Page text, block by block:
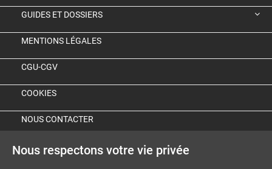
GUIDES ET DOSSIERS
MENTIONS LÉGALES
CGU-CGV
COOKIES
NOUS CONTACTER
Nous respectons votre vie privée